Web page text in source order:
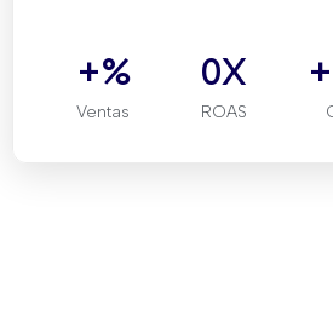
Ventas
+%
ROAS
0X +